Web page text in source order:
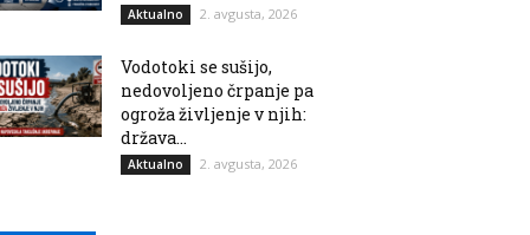
Aktualno 2. avgusta, 2026
Vodotoki se sušijo,
nedovoljeno črpanje pa
ogroža življenje v njih:
država...
Aktualno 2. avgusta, 2026